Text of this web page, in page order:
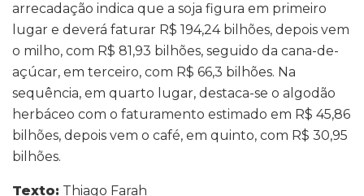
arrecadação indica que a soja figura em primeiro
lugar e deverá faturar R$ 194,24 bilhões, depois vem
o milho, com R$ 81,93 bilhões, seguido da cana-de-
açúcar, em terceiro, com R$ 66,3 bilhões. Na
sequência, em quarto lugar, destaca-se o algodão
herbáceo com o faturamento estimado em R$ 45,86
bilhões, depois vem o café, em quinto, com R$ 30,95
bilhões.
Texto: Thiago Farah